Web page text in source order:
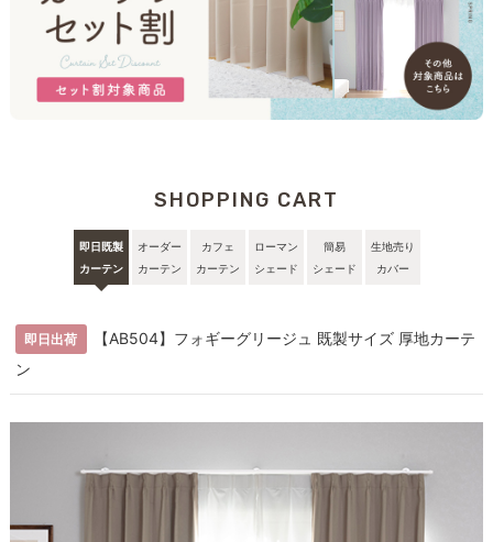
SHOPPING CART
即日既製
カーテン
オーダー
カーテン
カフェ
カーテン
ローマン
シェード
簡易
シェード
生地売り
カバー
即日出荷
【AB504】フォギーグリージュ 既製サイズ 厚地カーテ
ン